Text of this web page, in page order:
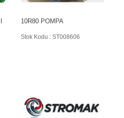
10R80 POMPA
Stok Kodu : ST008606